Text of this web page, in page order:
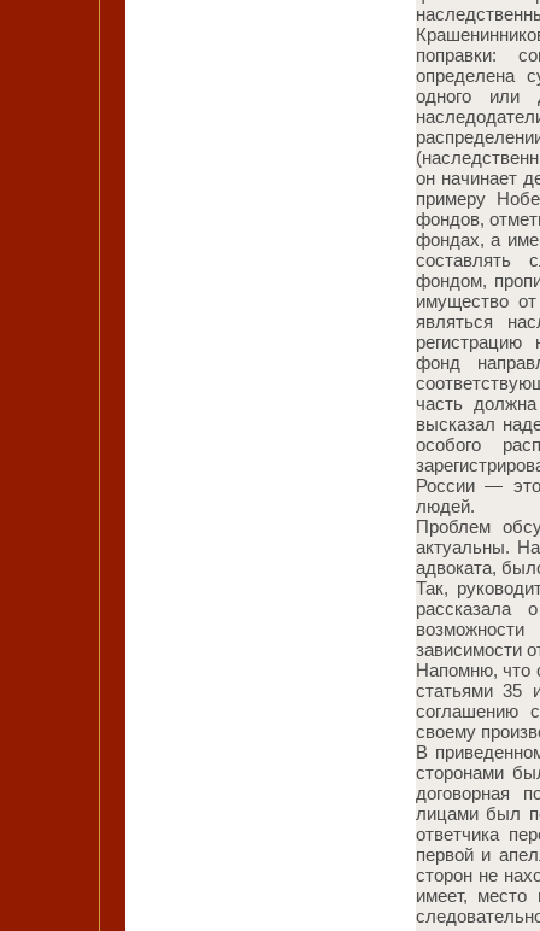
поправки:
определена
одного или
он начинает
примеру
фондов,
фондах, а
составлять
фондом,
имущество
являться
регистрацию
фонд
часть
высказал
особого
России — это
людей.
Проблем
актуальны.
адвоката,
Так,
рассказала
зависимости
Напомню, что
статьями 35
соглашению
своему
В
сторонами
договорная
лицами был
ответчика
первой и
сторон не
имеет, место